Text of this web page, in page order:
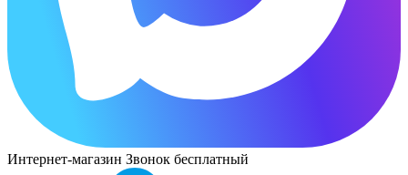
Интернет-магазин Звонок бесплатный